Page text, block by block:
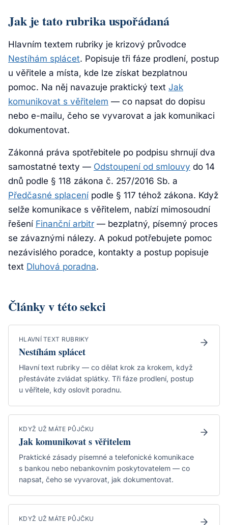
Jak je tato rubrika uspořádaná
Hlavním textem rubriky je krizový průvodce
Nestíhám splácet. Popisuje tři fáze prodlení, postup
u věřitele a místa, kde lze získat bezplatnou
pomoc. Na něj navazuje praktický text Jak
komunikovat s věřitelem — co napsat do dopisu
nebo e-mailu, čeho se vyvarovat a jak komunikaci
dokumentovat.
Zákonná práva spotřebitele po podpisu shrnují dva
samostatné texty — Odstoupení od smlouvy do 14
dnů podle § 118 zákona č. 257/2016 Sb. a
Předčasné splacení podle § 117 téhož zákona. Když
selže komunikace s věřitelem, nabízí mimosoudní
řešení Finanční arbitr — bezplatný, písemný proces
se závaznými nálezy. A pokud potřebujete pomoc
nezávislého poradce, kontakty a postup popisuje
text Dluhová poradna.
Články v této sekci
HLAVNÍ TEXT RUBRIKY
Nestíhám splácet
Hlavní text rubriky — co dělat krok za krokem, když
přestáváte zvládat splátky. Tři fáze prodlení, postup
u věřitele, kdy oslovit poradnu.
KDYŽ UŽ MÁTE PŮJČKU
Jak komunikovat s věřitelem
Praktické zásady písemné a telefonické komunikace
s bankou nebo nebankovním poskytovatelem — co
napsat, čeho se vyvarovat, jak dokumentovat.
KDYŽ UŽ MÁTE PŮJČKU